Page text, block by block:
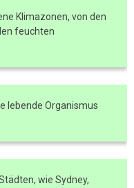
Klimazonen, von den
feuchten
lebende Organismus
wie Sydney,